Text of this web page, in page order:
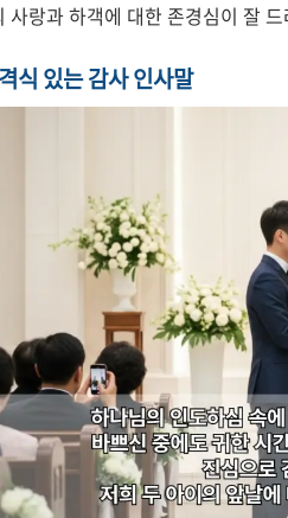
사랑과 하객에 대한 존경심이 잘
식 있는 감사 인사말